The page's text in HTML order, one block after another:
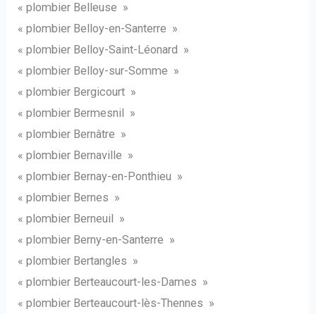
« plombier Belleuse »
« plombier Belloy-en-Santerre »
« plombier Belloy-Saint-Léonard »
« plombier Belloy-sur-Somme »
« plombier Bergicourt »
« plombier Bermesnil »
« plombier Bernâtre »
« plombier Bernaville »
« plombier Bernay-en-Ponthieu »
« plombier Bernes »
« plombier Berneuil »
« plombier Berny-en-Santerre »
« plombier Bertangles »
« plombier Berteaucourt-les-Dames »
« plombier Berteaucourt-lès-Thennes »